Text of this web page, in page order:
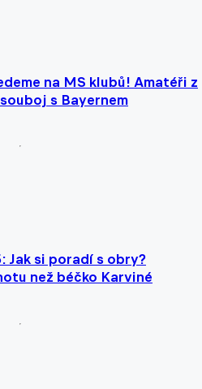
na MS klubů! Amatéři z
s Bayernem
Jak si poradí s obry?
než béčko Karviné